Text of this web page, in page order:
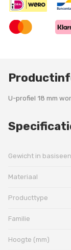
U-profiel 18 mm
Gewicht in
Materiaal
Producttype
Familie
Hoogte (mm)